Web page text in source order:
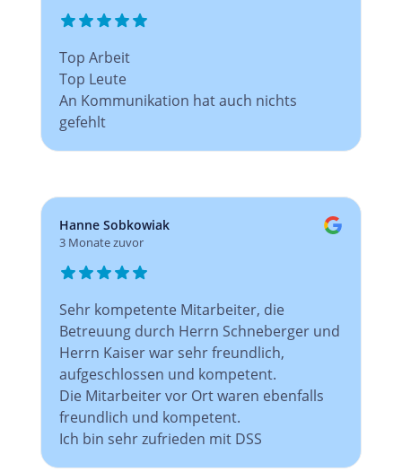
Top Arbeit
Top Leute
An Kommunikation hat auch nichts
gefehlt
Hanne Sobkowiak
3 Monate zuvor
Sehr kompetente Mitarbeiter, die
Betreuung durch Herrn Schneberger und
Herrn Kaiser war sehr freundlich,
aufgeschlossen und kompetent.
Die Mitarbeiter vor Ort waren ebenfalls
freundlich und kompetent.
Ich bin sehr zufrieden mit DSS